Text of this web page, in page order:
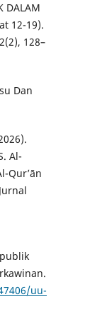
DALAM
12-19).
128–
Dan
Al-
Qur’ān
uu-